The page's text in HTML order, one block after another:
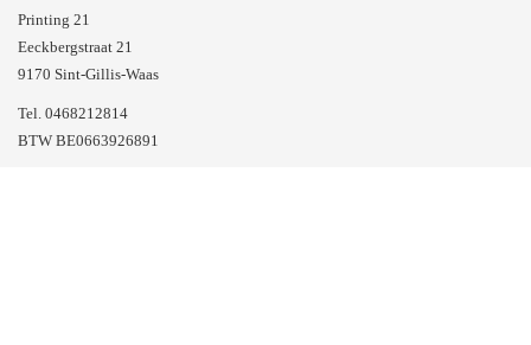
Printing 21
Eeckbergstraat 21
9170 Sint-Gillis-Waas
Tel. 0468212814
BTW BE0663926891